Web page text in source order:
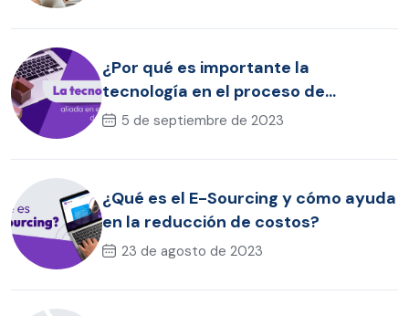
¿Por qué es importante la
tecnología en el proceso de
compras?
5 de septiembre de 2023
¿Qué es el E-Sourcing y cómo ayuda
en la reducción de costos?
23 de agosto de 2023